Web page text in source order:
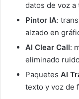
datos de voz a
Pintor IA:
alzado en
AI Clear Call:
eliminado ruido
Paquetes AI
texto y voz de